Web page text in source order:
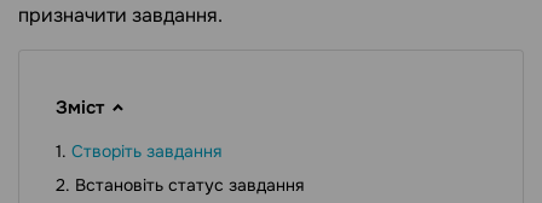
призначити завдання.
Зміст
Створіть завдання
Встановіть статус завдання